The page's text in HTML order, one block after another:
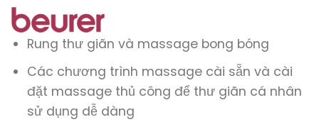
Rung thư giãn và massage bong bóng
Các chương trình massage cài sẵn và cài
đặt massage thủ công để thư giãn cá nhân
sử dụng dễ dàng